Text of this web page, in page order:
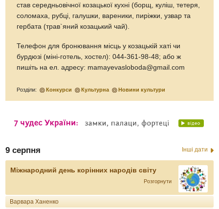
став середньовічної козацької кухні (борщ, куліш, тетеря,
соломаха, рубці, галушки, вареники, пиріжки, узвар та
гербата (трав`яний козацький чай).
Телефон для бронювання місць у козацькій хаті чи
бурдюзі (міні-готель, хостел): 044-361-98-48; або ж
пишіть на ел. адресу: mamayevasloboda@gmail.com
Розділи: Конкурси Культурна Новини культури
9 серпня Інші дати
Міжнародний день корінних народів світу
Розгорнути
Варвара Ханенко